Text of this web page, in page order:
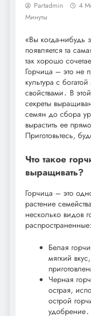
Partadmin 4
Минуты
«Вы когда-нибудь
появляется та
так хорошо
Горчица – это не
культура с
свойствами․ В
секреты
семян до сбора
вырастить ее
Приготовьтесь,
Что такое
выращивать?
Горчица – это
растение
несколько видов
распространенные:
Белая
мягкий
Черная
острая,
острой
удобрение․